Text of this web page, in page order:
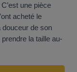
une pièce
acheté le
douceur de son
la taille au-